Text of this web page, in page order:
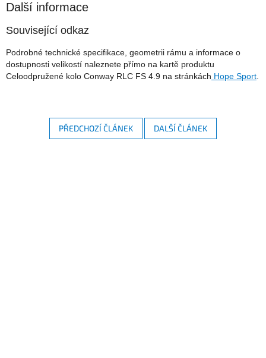
Další informace
Související odkaz
Podrobné technické specifikace, geometrii rámu a informace o
dostupnosti velikostí naleznete přímo na kartě produktu
Celoodpružené kolo Conway RLC FS 4.9 na stránkách Hope Sport.
PŘEDCHOZÍ ČLÁNEK DALŠÍ ČLÁNEK